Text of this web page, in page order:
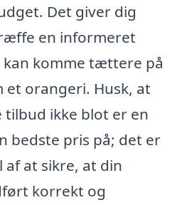
Det giver dig
en informeret
kan komme tættere på
orangeri. Husk, at
tilbud ikke blot er en
bedste pris på; det er
af at sikre, at din
korrekt og